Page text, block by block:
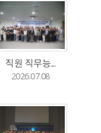
직원 직무능...
2026.07.08